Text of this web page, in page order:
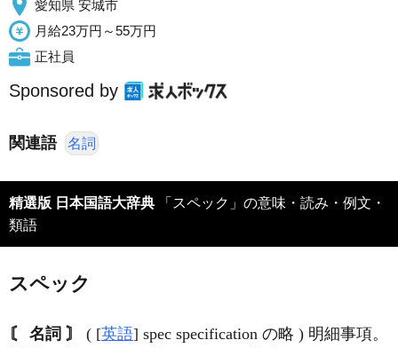
愛知県 安城市
月給23万円～55万円
正社員
Sponsored by
関連語 名詞
精選版 日本国語大辞典 「スペック」の意味・読み・例文・
類語
スペック
〘 名詞 〙 ( [英語] spec specification の略 ) 明細事項。